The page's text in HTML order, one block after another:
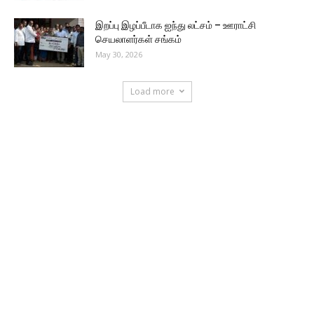
இறப்பு இழப்பீடாக ஐந்து லட்சம் – ஊராட்சி
செயலாளர்கள் சங்கம்
May 30, 2026
Load more